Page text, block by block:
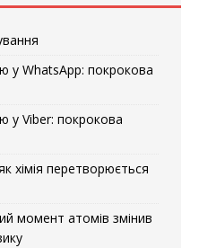
у WhatsApp: покрокова
у Viber: покрокова
хімія перетворюється
момент атомів змінив